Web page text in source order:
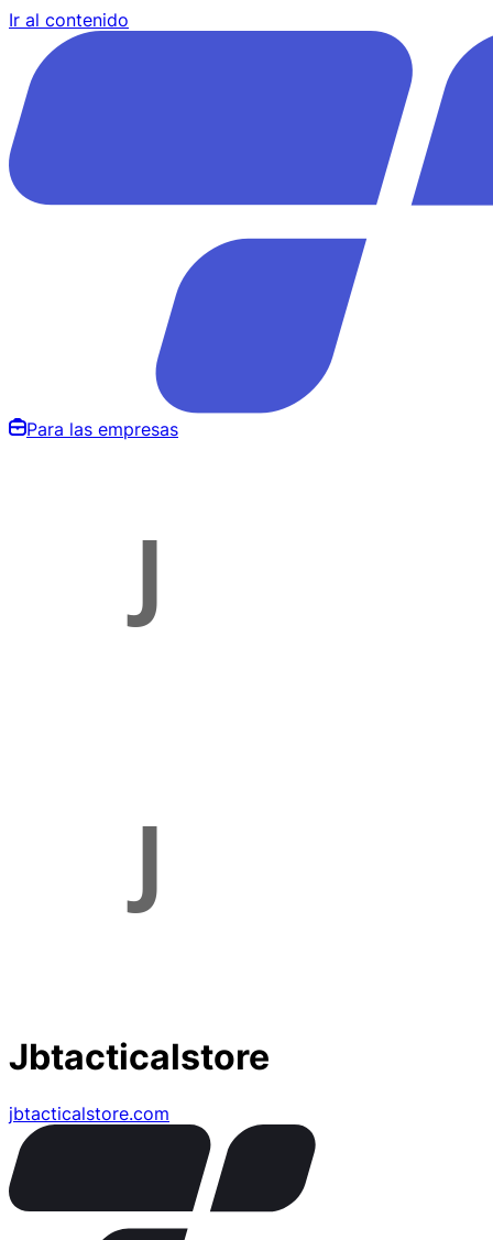
Ir al contenido
Para las empresas
Jbtacticalstore
jbtacticalstore.com